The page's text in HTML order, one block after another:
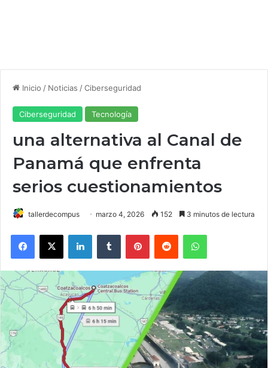
Inicio / Noticias /Ciberseguridad
Ciberseguridad Tecnología
una alternativa al Canal de
Panamá que enfrenta
serios cuestionamientos
tallerdecompus marzo 4, 2026 152 3 minutos de lectura